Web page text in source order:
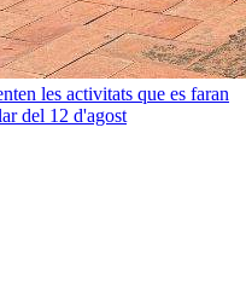
les activitats que es faran
del 12 d'agost